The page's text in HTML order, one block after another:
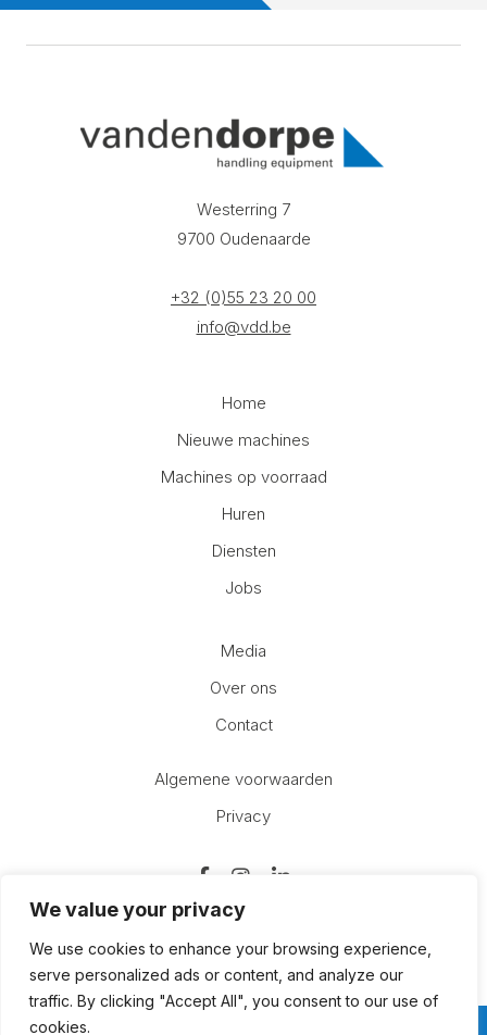
We value your privacy
We use cookies to enhance your browsing experience,
serve personalized ads or content, and analyze our
traffic. By clicking "Accept All", you consent to our use of
cookies.
Westerring 7
9700 Oudenaarde
+32 (0)55 23 20 00
info@vdd.be
Home
Nieuwe machines
Machines op voorraad
Huren
Diensten
Jobs
Media
Over ons
Contact
Algemene voorwaarden
Privacy
Nieuwsbrief